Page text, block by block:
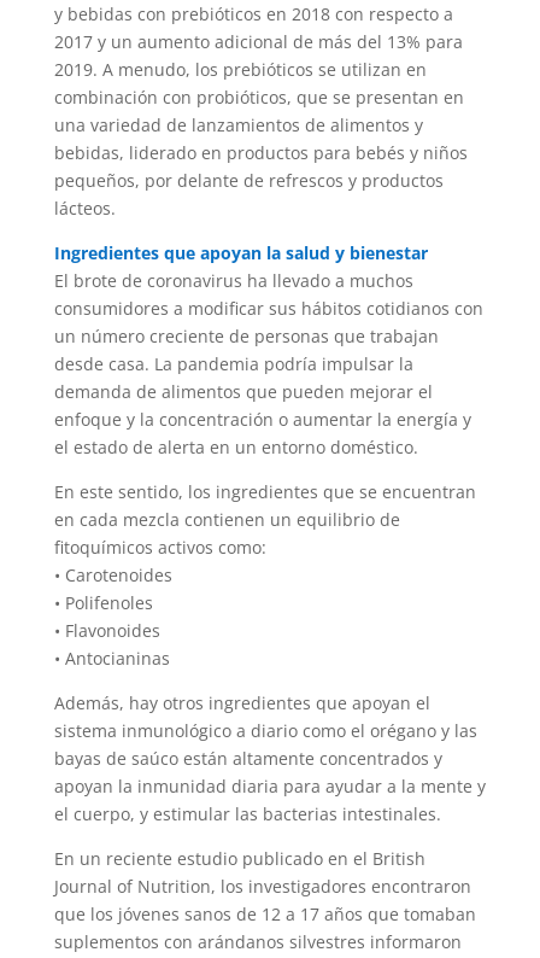
y bebidas con prebióticos en 2018 con respecto a
2017 y un aumento adicional de más del 13% para
2019. A menudo, los prebióticos se utilizan en
combinación con probióticos, que se presentan en
una variedad de lanzamientos de alimentos y
bebidas, liderado en productos para bebés y niños
pequeños, por delante de refrescos y productos
lácteos.
Ingredientes que apoyan la salud y bienestar
El brote de coronavirus ha llevado a muchos
consumidores a modificar sus hábitos cotidianos con
un número creciente de personas que trabajan
desde casa. La pandemia podría impulsar la
demanda de alimentos que pueden mejorar el
enfoque y la concentración o aumentar la energía y
el estado de alerta en un entorno doméstico.
En este sentido, los ingredientes que se encuentran
en cada mezcla contienen un equilibrio de
fitoquímicos activos como:
• Carotenoides
• Polifenoles
• Flavonoides
• Antocianinas
Además, hay otros ingredientes que apoyan el
sistema inmunológico a diario como el orégano y las
bayas de saúco están altamente concentrados y
apoyan la inmunidad diaria para ayudar a la mente y
el cuerpo, y estimular las bacterias intestinales.
En un reciente estudio publicado en el British
Journal of Nutrition, los investigadores encontraron
que los jóvenes sanos de 12 a 17 años que tomaban
suplementos con arándanos silvestres informaron